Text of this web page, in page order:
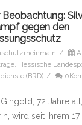
Beobachtung:
gegen den
/
, Hessische
(BRD) /
Gingold, 72 Jahre
wird seit ihrem